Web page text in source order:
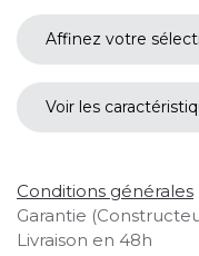
Affinez votre
Voir les
Conditions générales
Garantie
Livraison en 48h